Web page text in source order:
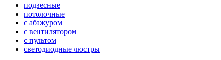
подвесные
потолочные
с абажуром
с вентилятором
с пультом
светодиодные люстры